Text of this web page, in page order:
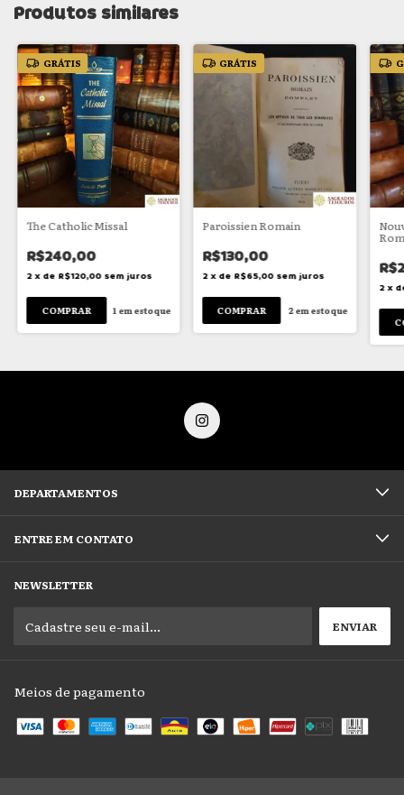
Produtos similares
GRÁTIS
The Catholic Missal
R$240,00
2 x de R$120,00 sem juros
1 em estoque
GRÁTIS
Paroissien Romain
R$130,00
2 x de R$65,00 sem juros
2em estoque
2 x
DEPARTAMENTOS
ENTRE EM CONTATO
NEWSLETTER
Meios de pagamento